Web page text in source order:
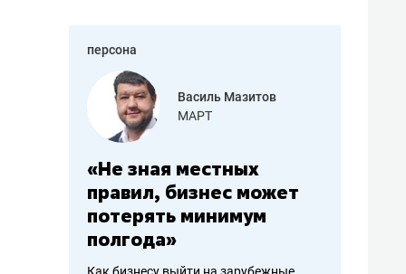
персона
Роман Ободец
«Готовые решения»
«Мне лучше
не заработать вообще,
чем потерять
репутацию»